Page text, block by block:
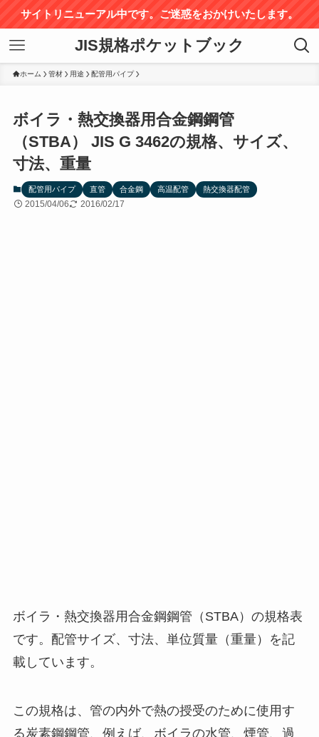
サイトリニューアル中です。ご迷惑をおかけいたします。
JIS規格ポケットブック
ホーム 管材 用途 配管用パイプ
ボイラ・熱交換器用合金鋼鋼管
（STBA） JIS G 3462の規格、サイズ、
寸法、重量
配管用パイプ 直管 合金鋼 高温配管 熱交換器配管
2015/04/06 2016/02/17
ボイラ・熱交換器用合金鋼鋼管（STBA）の規格表
です。配管サイズ、寸法、単位質量（重量）を記
載しています。
この規格は、管の内外で熱の授受のために使用す
る炭素鋼鋼管、例えば、ボイラの水管、煙管、過